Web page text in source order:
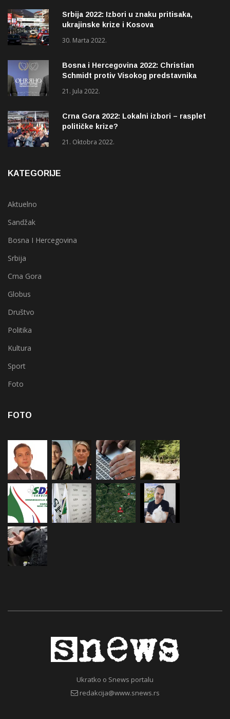
Srbija 2022: Izbori u znaku pritisaka,
ukrajinske krize i Kosova
30. Marta 2022.
Bosna i Hercegovina 2022: Christian
Schmidt protiv Visokog predstavnika
21. Jula 2022.
Crna Gora 2022: Lokalni izbori – rasplet
političke krize?
21. Oktobra 2022.
KATEGORIJE
Aktuelno
Sandžak
Bosna I Hercegovina
Srbija
Crna Gora
Globus
Društvo
Politika
Kultura
Sport
Foto
FOTO
Ukratko o Snews portalu
redakcija@www.snews.rs